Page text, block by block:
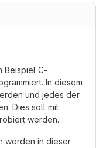
Beispiel C-
In diesem
und jedes der
Dies soll mit
werden.
werden in dieser